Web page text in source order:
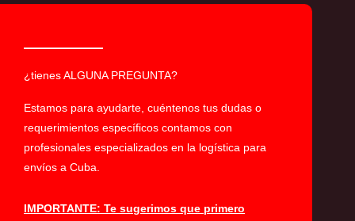
¿tienes ALGUNA PREGUNTA?
Estamos para ayudarte, cuéntenos tus dudas o
requerimientos específicos contamos con
profesionales especializados en la logística para
envíos a Cuba.
IMPORTANTE: Te sugerimos que primero